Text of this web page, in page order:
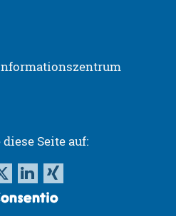
Seite auf: